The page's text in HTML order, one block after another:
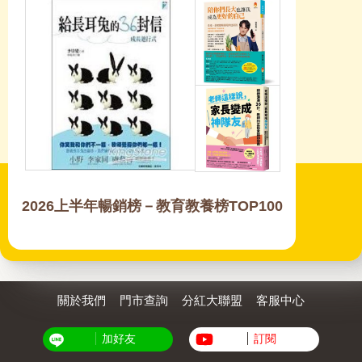
2026上半年暢銷榜－教育教養榜TOP100
關於我們 門市查詢 分紅大聯盟 客服中心
加好友 訂閱